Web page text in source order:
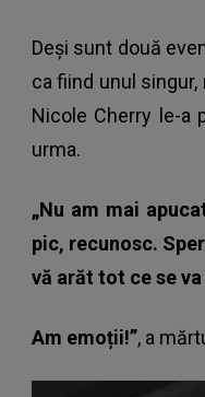
Deși sunt două
ca fiind unul
Nicole Cherry le-a
urma.
„Nu am mai
pic, recunosc.
vă arăt tot ce se
Am emoții!”, a